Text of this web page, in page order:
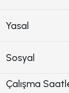
Yasal
Sosyal
Çalışma